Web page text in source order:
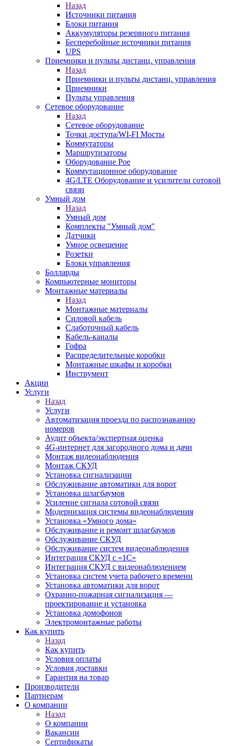
Назад
Источники питания
Блоки питания
Аккумуляторы резервного питания
Бесперебойные источники питания
UPS
Приемники и пульты дистанц. управления
Назад
Приемники и пульты дистанц. управления
Приемники
Пульты управления
Сетевое оборудование
Назад
Сетевое оборудование
Точки доступа/WI-FI Мосты
Коммутаторы
Маршрутизаторы
Оборудование Poe
Коммутационное оборудование
4G/LTE Оборудование и усилители сотовой
связи
Умный дом
Назад
Умный дом
Комплекты "Умный дом"
Датчики
Умное освещение
Розетки
Блоки управления
Болларды
Компьютерные мониторы
Монтажные материалы
Назад
Монтажные материалы
Силовой кабель
Слаботочный кабель
Кабель-каналы
Гофра
Распределительные коробки
Монтажные шкафы и коробки
Инструмент
Акции
Услуги
Назад
Услуги
Автоматизация проезда по распознаванию
номеров
Аудит объекта/экспертная оценка
4G-интернет для загородного дома и дачи
Монтаж видеонаблюдения
Монтаж СКУД
Установка сигнализации
Обслуживание автоматики для ворот
Установка шлагбаумов
Усиление сигнала сотовой связи
Модернизация системы видеонаблюдения
Установка «Умного дома»
Обслуживание и ремонт шлагбаумов
Обслуживание СКУД
Обслуживание систем видеонаблюдения
Интеграция СКУД с «1С»
Интеграция СКУД с видеонаблюдением
Установка систем учета рабочего времени
Установка автоматики для ворот
Охранно-пожарная сигнализация —
проектирование и установка
Установка домофонов
Электромонтажные работы
Как купить
Назад
Как купить
Условия оплаты
Условия доставки
Гарантия на товар
Производители
Партнерам
О компании
Назад
О компании
Вакансии
Сертификаты